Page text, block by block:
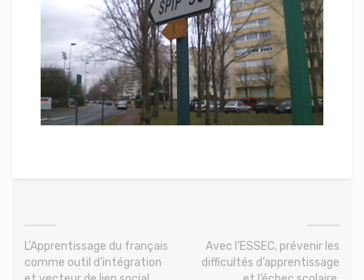
L’Apprentissage du français
comme outil d’intégration
Avec l’ESSEC, prévenir les
difficultés d’apprentissage